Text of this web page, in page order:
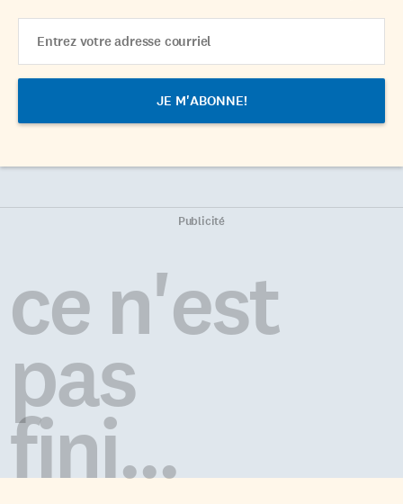
Address
Publicité
ce n'est
pas
fini...